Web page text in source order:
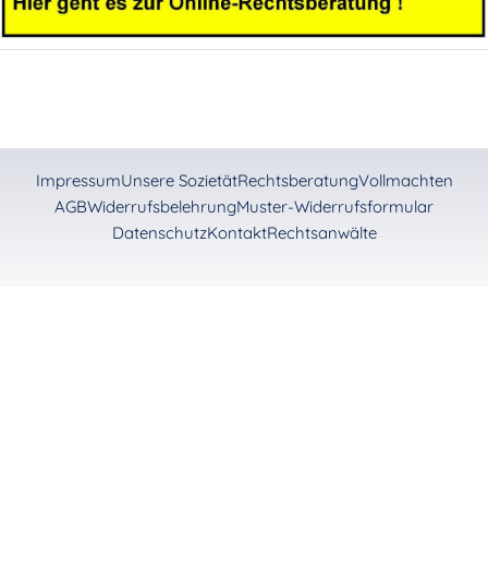
ImpressumUnsere SozietätRechtsberatungVollmachten
AGBWiderrufsbelehrungMuster-Widerrufsformular
DatenschutzKontaktRechtsanwälte